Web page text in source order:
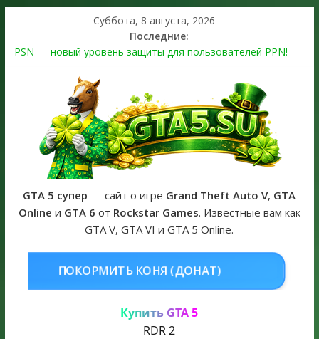
Суббота, 8 августа, 2026
Последние:
PSN — новый уровень защиты для пользователей PPN!
The Kortz Center Heist выйдет в GTA Online уже 14 июля
Регистрация в Rockstar Games Social Club ошибка #1.500.7:
как зарегистрировать аккаунт и войти без проблем в 2026
Получайте особые награды в GTA Online по программе
Fine Art Collector
GTA 6 официальная обложка игры и Предзаказ Grand Theft
Auto VI
GTA 5 супер — сайт о игре Grand Theft Auto V, GTA
Online и GTA 6 от Rockstar Games. Известные вам как
GTA V, GTA VI и GTA 5 Online.
(ДОНАТ) КУПИТЬ GTA 5
Купить GTA 5
RDR 2